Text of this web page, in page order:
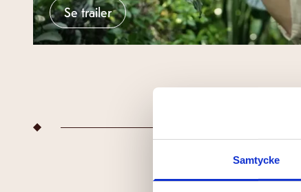
Samtycke
Se trailer